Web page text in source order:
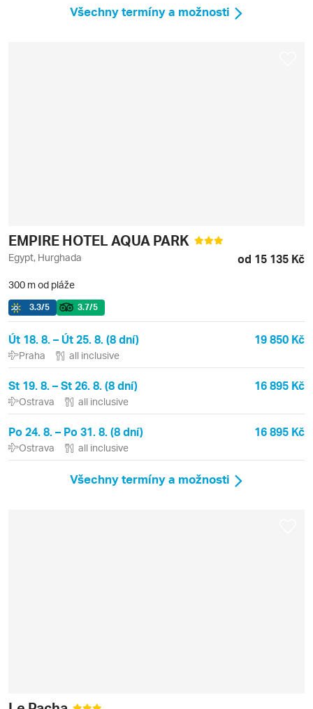
Všechny termíny a možnosti
EMPIRE HOTEL AQUA PARK
Egypt, Hurghada od 15 135 Kč
300 m od pláže
3.3/5 3.7/5
Út 18. 8. – Út 25. 8. (8 dní) 19 850 Kč
Praha all inclusive
St 19. 8. – St 26. 8. (8 dní) 16 895 Kč
Ostrava all inclusive
Po 24. 8. – Po 31. 8. (8 dní) 16 895 Kč
Ostrava all inclusive
Všechny termíny a možnosti